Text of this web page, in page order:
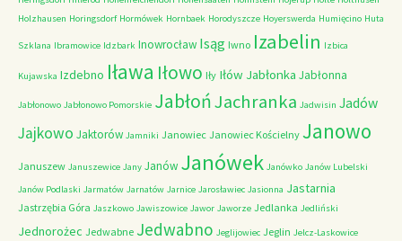
Holzhausen Horingsdorf Hormówek Hornbaek Horodyszcze Hoyerswerda Humięcino Huta
Szklana Ibramowice Idzbark Inowrocław Isąg Iwno Izabelin Izbica
Kujawska Izdebno Iława Iłowo Iły Iłów Jabłonka Jabłonna
Jabłonowo Jabłonowo Pomorskie JabłońJachranka Jadwisin Jadów
Jajkowo Jaktorów Jamniki Janowiec Janowiec Kościelny Janowo
Januszew Januszewice Jany Janów Janówek Janówko Janów Lubelski
Janów Podlaski Jarmatów Jarnatów Jarnice Jarosławiec Jasionna Jastarnia
Jastrzębia Góra Jaszkowo Jawiszowice Jawor Jaworze Jedlanka Jedliński
Jednorożec Jedwabne Jedwabno Jeglijowiec Jeglin Jelcz-Laskowice